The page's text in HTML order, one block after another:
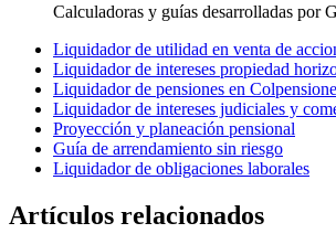
Calculadoras y guías desarrolladas por
Liquidador de utilidad en venta de
Liquidador de intereses propiedad
Liquidador de pensiones en
Liquidador de intereses judiciales y
Proyección y planeación pensional
Guía de arrendamiento sin riesgo
Liquidador de obligaciones laborales
Artículos relacionados